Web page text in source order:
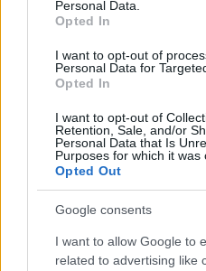
Personal Data.
Opted In
I want to opt-out of
Personal Data for
Opted In
I want to opt-out of
Retention, Sale, and/or
Personal Data that Is
Purposes for which it was
Opted Out
Google consents
I want to allow Google to
related to advertising like
εικόνες από το
06.08.2026